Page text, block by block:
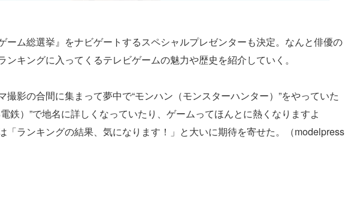
ーム総選挙』をナビゲートするスペシャルプレゼンターも決定。なんと俳優の
ンキングに入ってくるテレビゲームの魅力や歴史を紹介していく。
撮影の合間に集まって夢中で“モンハン（モンスターハンター）”をやっていた
鉄）”で地名に詳しくなっていたり、ゲームってほんとに熱くなりますよ
「ランキングの結果、気になります！」と大いに期待を寄せた。（modelpress